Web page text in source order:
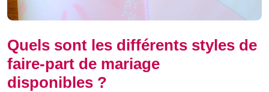
Quels sont les différents styles de
faire-part de mariage
disponibles ?